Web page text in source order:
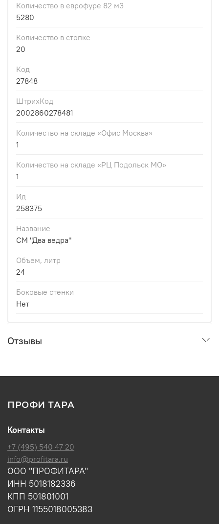
Количество в еврофуре 82 м3
5280
Количество в стопке
20
Код
27848
ШтрихКод
2002860278481
Количество на складе «Офис Москва»
1
Количество на складе «РЦ Подольск МО»
1
Ид
258375
Название
СМ "Два ведра"
Объем, литр
24
Боковые стенки
Нет
Отзывы
ПРОФИ ТАРА
Контакты
+7 (495) 540 47 20
info@profitara.ru
ООО "ПРОФИТАРА"
ИНН 5018182336
КПП 501801001
ОГРН 1155018005383